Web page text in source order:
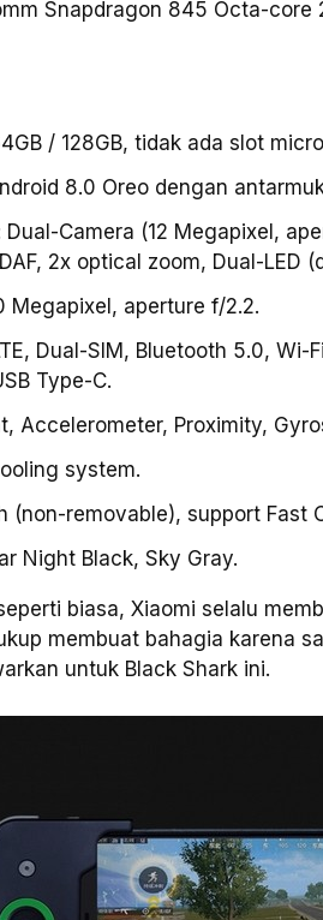
Snapdragon 845 Octa-core
/ 128GB, tidak ada slot
8.0 Oreo dengan
Dual-Camera (12 Megapixel,
2x optical zoom, Dual-LED
Megapixel, aperture f/2.2.
Dual-SIM, Bluetooth 5.0, Wi-
Type-C.
Accelerometer, Proximity,
system.
(non-removable), support Fast
Night Black, Sky Gray.
biasa, Xiaomi selalu
membuat bahagia karena
untuk Black Shark ini.